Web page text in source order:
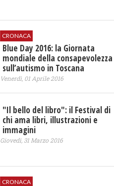
CRONACA
Blue Day 2016: la Giornata
mondiale della consapevolezza
sull’autismo in Toscana
Venerdì, 01 Aprile 2016
"Il bello del libro": il Festival di
chi ama libri, illustrazioni e
immagini
Giovedì, 31 Marzo 2016
CRONACA